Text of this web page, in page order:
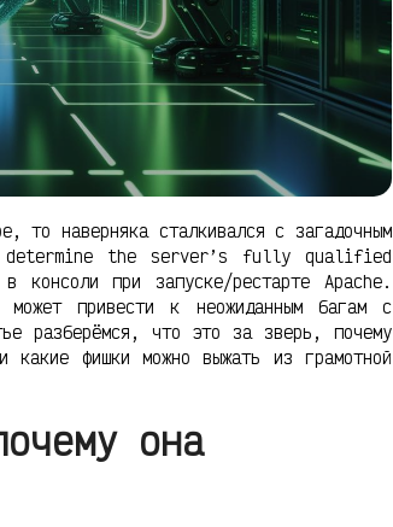
то наверняка сталкивался с загадочным
determine the server’s fully qualified
при запуске/рестарте Apache.
привести к неожиданным багам с
разберёмся, что это за зверь, почему
фишки можно выжать из грамотной
она